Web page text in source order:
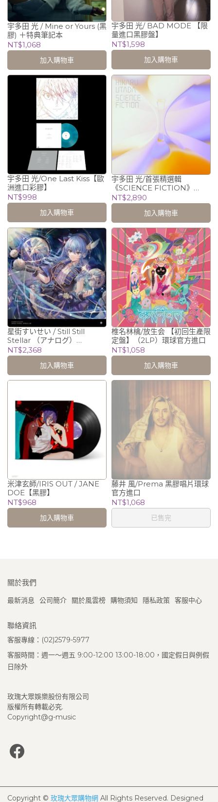
宇多田 光 / Mine or Yours (黑
膠) ＋特典筆記本
NT$1,068
加入購物車
宇多田 光/ BAD MODE 【限
量進口黑膠盤】
NT$1,598
加入購物車
宇多田 光/One Last Kiss【歐
洲進口彩膠】
NT$998
加入購物車
宇多田 光/首張精選輯
《SCIENCE FICTION》
（3LP）環球官方進口
NT$2,890
加入購物車
星街すいせい / Still Still
Stellar （アナログ）
（2LP）
NT$2,368
加入購物車
椎名林檎/放生会 【初回生產限
定盤】（2LP）環球官方進口
NT$1,058
加入購物車
米津玄師/IRIS OUT / JANE
DOE【黑膠】
NT$968
加入購物車
藤井 風/Prema 黑膠唱片環球
官方進口
NT$1,068
已售完
關於我們
最新消息 公司簡介 關於風雲榜 購物須知 隱私政策 客服中心
聯絡資訊
客服專線：(02)2579-5977
客服時間：週一～週五 9:00-12:00 13:00-18:00，國定假日與例假
日除外
玫瑰大眾娛樂股份有限公司
版權所有轉載必究.
Copyright@g-music
Copyright © 玫瑰大眾購物網 All Rights Reserved. Designed